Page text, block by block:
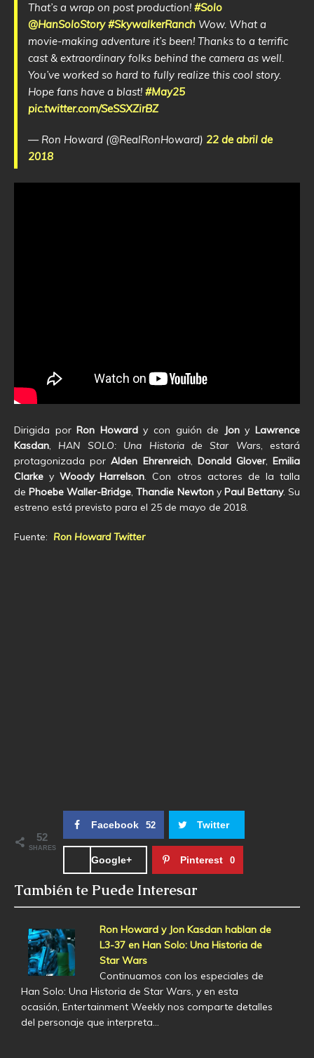
That’s a wrap on post production! #Solo
@HanSoloStory #SkywalkerRanch Wow. What a
movie-making adventure it’s been! Thanks to a terrific
cast & extraordinary folks behind the camera as well.
You’ve worked so hard to fully realize this cool story.
Hope fans have a blast! #May25
pic.twitter.com/SeSSXZirBZ
— Ron Howard (@RealRonHoward) 22 de abril de
2018
Dirigida porRon Howardy con guión de JonyLawrence
Kasdan, HAN SOLO: Una Historia de Star Wars, estará
protagonizada porAlden Ehrenreich, Donald Glover,Emilia
Clarke yWoody Harrelson. Con otros actores de la talla
dePhoebe Waller-Bridge,Thandie Newtony Paul Bettany. Su
estreno está previsto para el 25 de mayo de 2018.
Fuente: Ron Howard Twitter
52
SHARES
Facebook 52 Twitter
Google+ Pinterest 0
También te Puede Interesar
Ron Howard y Jon Kasdan hablan de
L3-37 en Han Solo: Una Historia de
Star Wars
Continuamos con los especiales de
Han Solo: Una Historia de Star Wars, y en esta
ocasión, Entertainment Weekly nos comparte detalles
del personaje que interpreta…